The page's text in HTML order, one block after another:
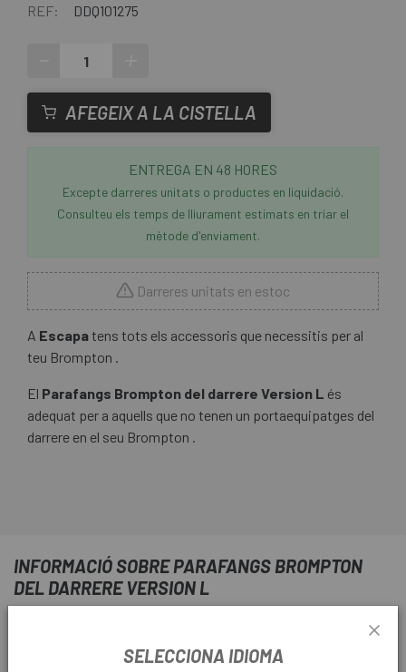
REF: DDQ101275
AFEGEIX A LA CISTELLA
ENTREGA EN 48 HORES
Excepte darreres unitats o productes en liquidació.
Consulteu els temps de lliurament estimats en triar el
mètode d'enviament.
Darreres unitats en estoc
A Escapatens tots els accessoris que necessitis per al
teu Brompton .
El Parafangs Brompton del darrere Version L és
adequat per a aquells que no tenen un portaequipatges del
darrere en el seu Brompton .
INFORMACIÓ SOBRE PARAFANGS BROMPTON
DEL DARRERE VERSION L
SELECCIONA IDIOMA